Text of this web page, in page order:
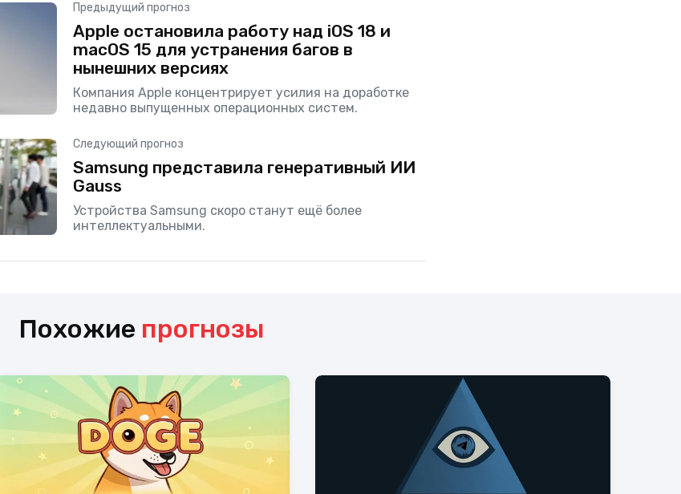
Предыдущий прогноз
Apple остановила работу над iOS 18 и
macOS 15 для устранения багов в
нынешних версиях
Компания Apple концентрирует усилия на доработке
недавно выпущенных операционных систем.
Следующий прогноз
Samsung представила генеративный ИИ
Gauss
Устройства Samsung скоро станут ещё более
интеллектуальными.
Похожие прогнозы